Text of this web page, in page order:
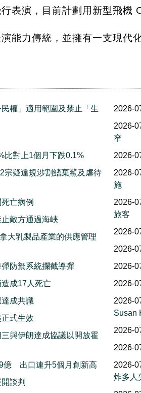
表演，目前計劃用新型飛
能力傳統，並擁有一支現代
權」適用範圍及禁止「生
比對上1個月下跌0.1%
宗疑違規涉割鰭棄鯊及虐待
亡病例
敵方通過海峽
大乳製品產業的供應管理
防禦系統攔截導彈
成17人死亡
達成共識
式生效
與伊朗達成協議以開放霍
億 出口連升5個月創新高
談判
2026-
2026-
窄
2026-
2026-
施
2026-
旅客
2026-
2026-
2026-
2026-
2026-
Susan
2026-
2026-
2026-
炸多人